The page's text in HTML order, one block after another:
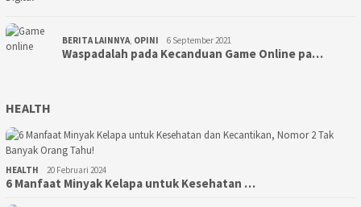
BERITA LAINNYA, OPINI 6 September 2021
Waspadalah pada Kecanduan Game Online pa…
HEALTH
HEALTH 20 Februari 2024
6 Manfaat Minyak Kelapa untuk Kesehatan …